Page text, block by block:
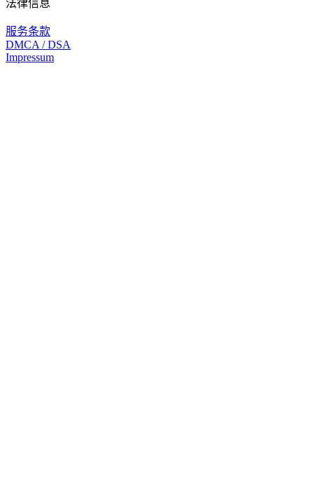
法律信息
服务条款
DMCA / DSA
Impressum